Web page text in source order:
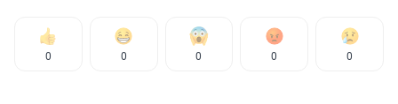
0 0 0 0 0